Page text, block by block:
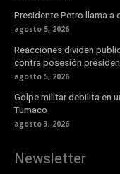
Presidente Petro llama a
agosto 5, 2026
Reacciones dividen
contra posesión
agosto 5, 2026
Golpe militar debilita en
Tumaco
agosto 3, 2026
Newsletter